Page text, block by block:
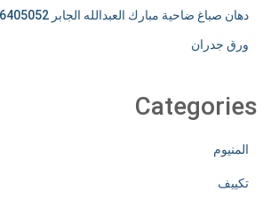
ورق جدران
Categories
المنيوم
تكييف